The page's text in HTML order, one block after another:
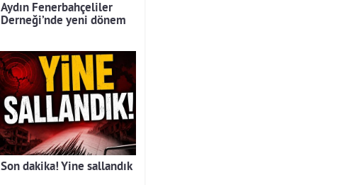
Aydın Fenerbahçeliler
Derneği’nde yeni dönem
Son dakika! Yine sallandık